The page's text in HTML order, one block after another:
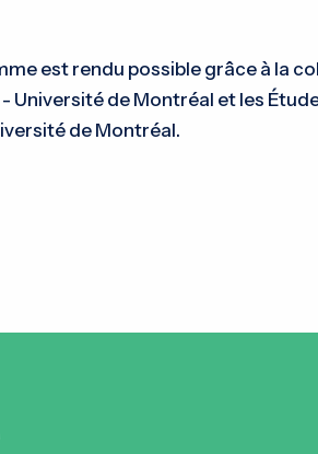
est rendu possible grâce à la
Université de Montréal et les
de Montréal.